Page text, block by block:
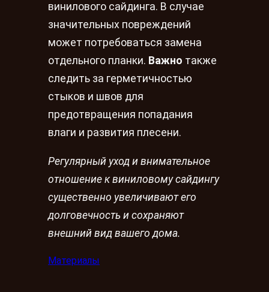
винилового сайдинга. В случае
значительных повреждений
может потребоваться замена
отдельного планки. Важно также
следить за герметичностью
стыков и швов для
предотвращения попадания
влаги и развития плесени.
Регулярный уход и внимательное
отношение к виниловому сайдингу
существенно увеличивают его
долговечность и сохраняют
внешний вид вашего дома.
Материалы